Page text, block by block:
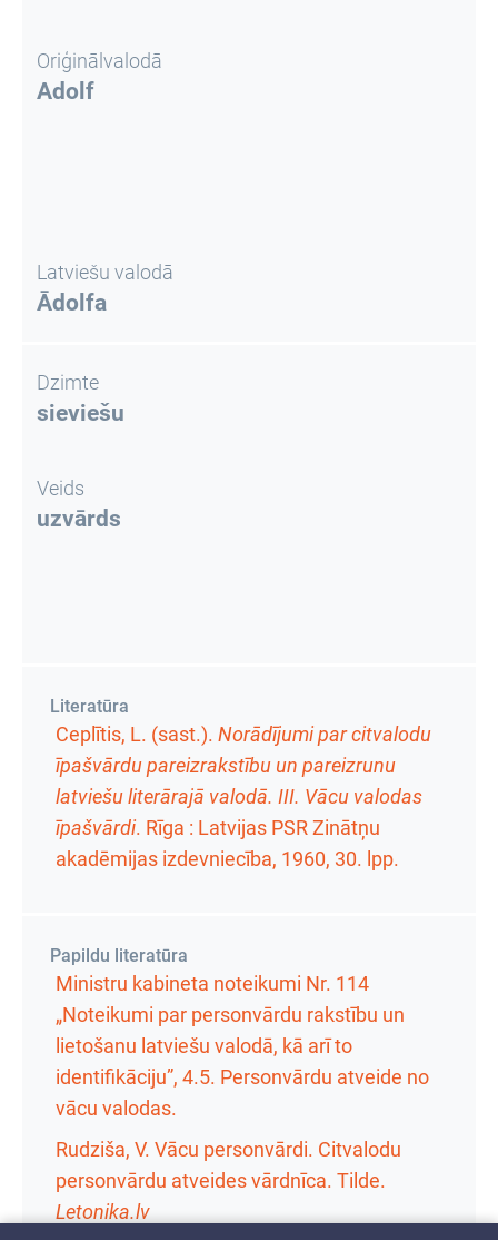
Oriģinālvalodā
Adolf
Latviešu valodā
Ādolfa
Dzimte
sieviešu
Veids
uzvārds
Literatūra
Ceplītis, L. (sast.). Norādījumi par citvalodu
īpašvārdu pareizrakstību un pareizrunu
latviešu literārajā valodā. III. Vācu valodas
īpašvārdi. Rīga : Latvijas PSR Zinātņu
akadēmijas izdevniecība, 1960, 30. lpp.
Papildu literatūra
Ministru kabineta noteikumi Nr. 114
„Noteikumi par personvārdu rakstību un
lietošanu latviešu valodā, kā arī to
identifikāciju”, 4.5. Personvārdu atveide no
vācu valodas.
Rudziša, V. Vācu personvārdi. Citvalodu
personvārdu atveides vārdnīca. Tilde.
Letonika.lv